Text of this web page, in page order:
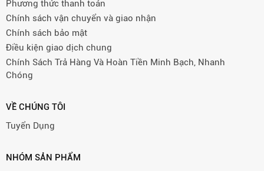
Phương thức thanh toán
Chính sách vận chuyển và giao nhận
Chính sách bảo mật
Điều kiện giao dịch chung
Chính Sách Trả Hàng Và Hoàn Tiền Minh Bạch, Nhanh
Chóng
VỀ CHÚNG TÔI
Tuyển Dụng
NHÓM SẢN PHẨM